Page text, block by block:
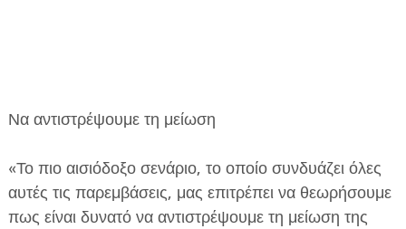
Να αντιστρέψουμε τη μείωση
«Το πιο αισιόδοξο σενάριο, το οποίο συνδυάζει όλες
αυτές τις παρεμβάσεις, μας επιτρέπει να θεωρήσουμε
πως είναι δυνατό να αντιστρέψουμε τη μείωση της